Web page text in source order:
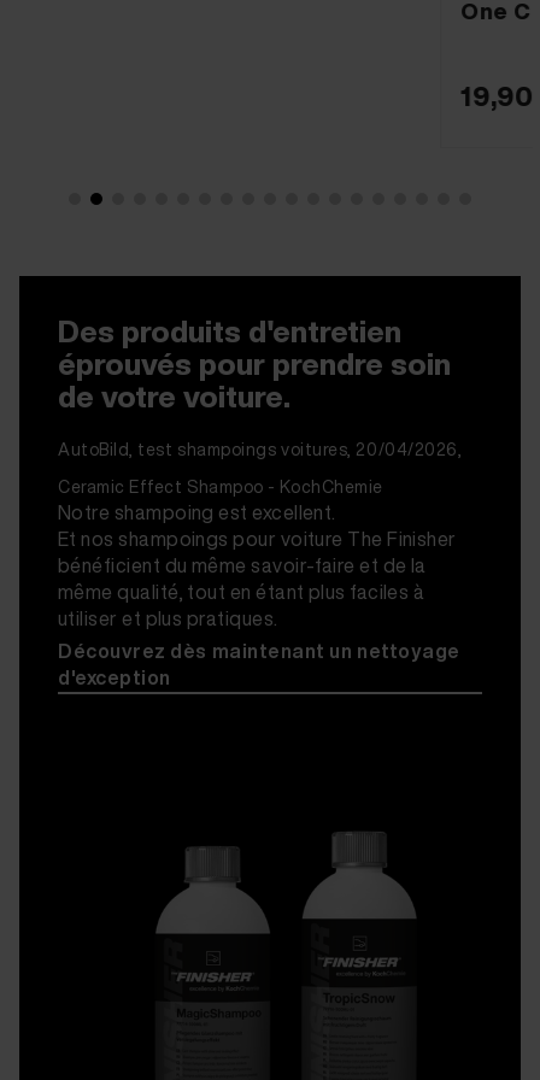
Des produits d'entretien
éprouvés pour prendre soin
de votre voiture.
AutoBild, test shampoings voitures, 20/04/2026,
Ceramic Effect Shampoo - KochChemie
Notre shampoing est excellent.
Et nos shampoings pour voiture The Finisher
bénéficient du même savoir-faire et de la
même qualité, tout en étant plus faciles à
utiliser et plus pratiques.
Découvrez dès maintenant un nettoyage
d'exception